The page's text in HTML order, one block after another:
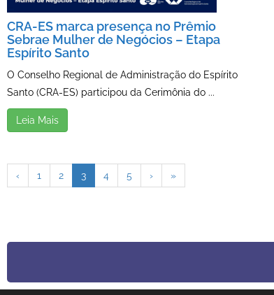
CRA-ES marca presença no Prêmio
Sebrae Mulher de Negócios – Etapa
Espírito Santo
O Conselho Regional de Administração do Espírito
Santo (CRA-ES) participou da Cerimônia do ...
Leia Mais
‹ 1 2 3 4 5 › »